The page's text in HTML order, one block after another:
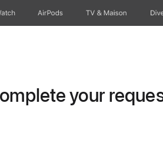
AirPods TV & Maison
your